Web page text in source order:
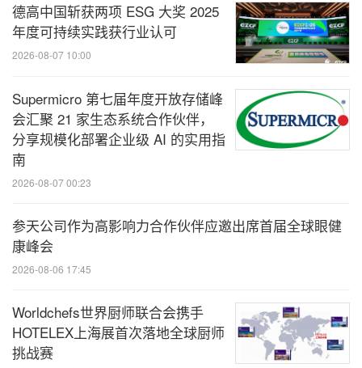
德高中国斩获两项 ESG 大奖 2025
年度可持续实践获行业认可
2026-08-07 10:00
Supermicro 第七届年度开放存储峰
会汇聚 21 家生态系统合作伙伴，
分享规模化部署企业级 AI 的实用指
南
2026-08-07 00:23
参天公司作为高影响力合作伙伴应邀出席首届全球眼健
康峰会
2026-08-06 17:45
Worldchefs世界厨师联合会携手
HOTELEX上海展首次落地全球厨师
挑战赛